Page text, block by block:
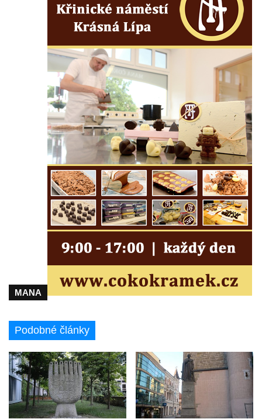
Hrob Antonína Švejdy na hřbitově v
Chlumčanech
Hrob Josefa Bednáře na hřbitově v
Chlumčanech
Hrob Oldřicha Pokorného na hřbitově v
Chlumčanech
Hrob Antonína Krejcárka na hřbitově v
Chlumčanech
Hrob Josefa Fořta na hřbitově v
Chlumčanech
Hrob vojáků Rudé armády na hřbitově v
Chlumčanech
hřbitově v Chlumčanech
Chlumčanech
Vlčím
Pomník obětem 1. a 2. světové války v
Blšanech u Loun
Hrob Františka Vozgy na hřbitově ve Veltěži
Hrob Josefa Lešáka na hřbitově ve Veltěži
Hrob Karla Salače na hřbitově ve Veltěži
MANA
Podobné články